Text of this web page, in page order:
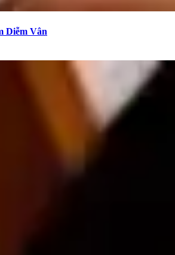
Diễm Vân